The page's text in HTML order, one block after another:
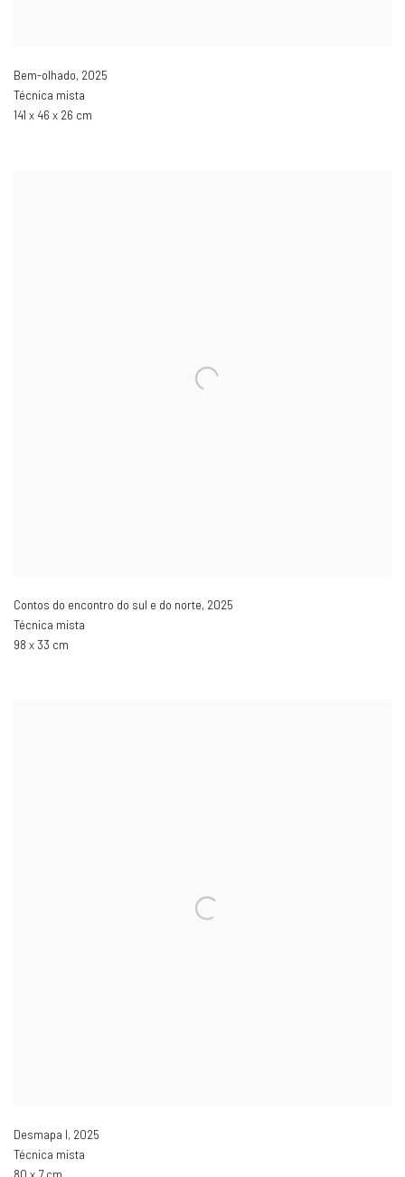
Bem-olhado, 2025
Técnica mista
141 x 46 x 26 cm
Contos do encontro do sul e do norte, 2025
Técnica mista
98 x 33 cm
Desmapa I, 2025
Técnica mista